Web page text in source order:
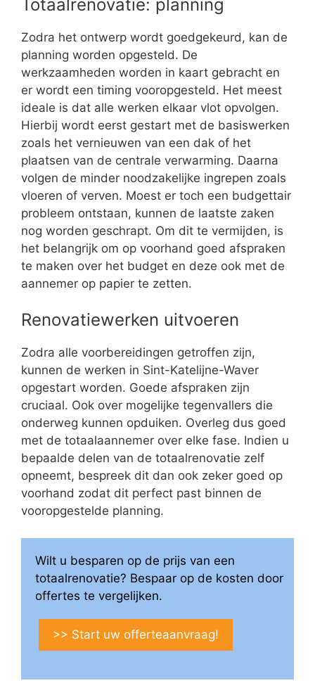
Totaalrenovatie: planning
Zodra het ontwerp wordt goedgekeurd, kan de
planning worden opgesteld. De
werkzaamheden worden in kaart gebracht en
er wordt een timing vooropgesteld. Het meest
ideale is dat alle werken elkaar vlot opvolgen.
Hierbij wordt eerst gestart met de basiswerken
zoals het vernieuwen van een dak of het
plaatsen van de centrale verwarming. Daarna
volgen de minder noodzakelijke ingrepen zoals
vloeren of verven. Moest er toch een budgettair
probleem ontstaan, kunnen de laatste zaken
nog worden geschrapt. Om dit te vermijden, is
het belangrijk om op voorhand goed afspraken
te maken over het budget en deze ook met de
aannemer op papier te zetten.
Renovatiewerken uitvoeren
Zodra alle voorbereidingen getroffen zijn,
kunnen de werken in Sint-Katelijne-Waver
opgestart worden. Goede afspraken zijn
cruciaal. Ook over mogelijke tegenvallers die
onderweg kunnen opduiken. Overleg dus goed
met de totaalaannemer over elke fase. Indien u
bepaalde delen van de totaalrenovatie zelf
opneemt, bespreek dit dan ook zeker goed op
voorhand zodat dit perfect past binnen de
vooropgestelde planning.
Wilt u besparen op de prijs van een
totaalrenovatie? Bespaar op de kosten door
offertes te vergelijken.
>> Start uw offerteaanvraag!